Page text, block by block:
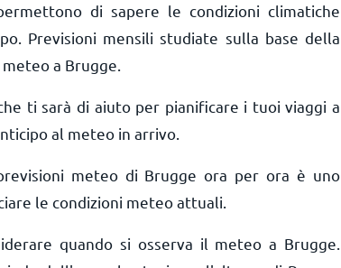
di sapere le condizioni climatiche
Previsioni mensili studiate sulla base della
a Brugge.
ti sarà di aiuto per pianificare i tuoi viaggi a
al meteo in arrivo.
meteo di Brugge ora per ora è uno
le condizioni meteo attuali.
quando si osserva il meteo a Brugge.